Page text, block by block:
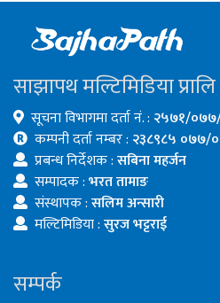
साझापथ मल्टिमिडिया
सूचना विभागमा दर्ता नं. : २५७१/
कम्पनी दर्ता नम्बर : २३८९८५ ०७७/
प्रबन्ध निर्देशक :सबिना महर्जन
सम्पादक :भरत तामाङ
संस्थापक :सलिम अन्सारी
मल्टिमिडिया :सुरज भट्टराई
सम्पर्क